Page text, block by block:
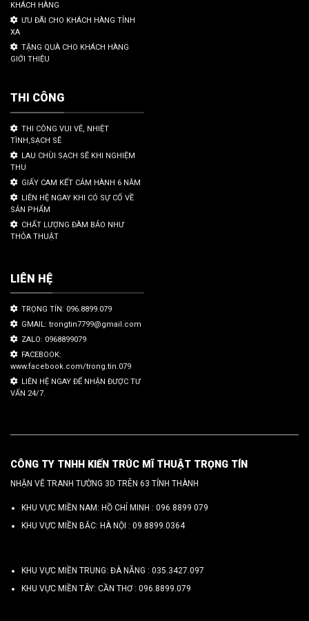
KHÁCH HÀNG
ƯU ĐÃI CHO KHÁCH HÀNG TỈNH
XA
TẶNG QUÀ CHO KHÁCH HÀNG
GIỚI THIỆU
THI CÔNG
THI CÔNG VUI VẼ, NHIỆT
TÌNH,SẠCH SẼ
LAU CHÙI SẠCH SẼ KHI NGHIỆM
THU
GIẤY CAM KẾT CẢM HÀNH 6 NĂM
LIÊN HỆ NGAY KHI CÓ SỰ CỐ VỀ
SẢN PHẨM
CHẤT LƯỢNG ĐÀM BẢO NHƯ
THỎA THUẬT
LIÊN HỆ
TRỌNG TÍN: 096.8899.079
GMAIL: trongtin7799@gmail.com
ZALO: 0968899079
FACEBOOK:
www.facebook.com/trong.tin.079
LIÊN HỆ NGAY ĐỂ NHẬN ĐƯỢC TƯ
VẤN 24/7.
CÔNG TY TNHH KIẾN TRÚC MĨ THUẬT TRỌNG TÍN
NHẬN VẼ TRANH TƯỜNG 3D TRÊN 63 TỈNH THÀNH
KHU VỰC MIỀN NAM: HỒ CHÍ MINH : 096 8899 079
KHU VỰC MIỀN BẮC: HÀ NỘI : 09.8899.0364
KHU VỰC MIỀN TRUNG: ĐÀ NẴNG : 035.3427.097
KHU VỰC MIỀN TÂY: CẦN THƠ : 096.8899.079